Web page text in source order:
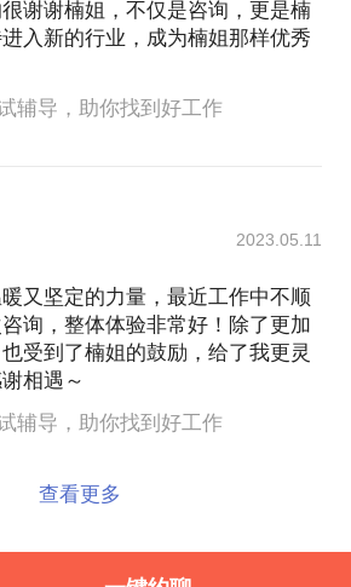
谢谢楠姐，不仅是咨询，更是楠
入新的行业，成为楠姐那样优秀
辅导，助你找到好工作
2023.05.11
又坚定的力量，最近工作中不顺
询，整体体验非常好！除了更加
受到了楠姐的鼓励，给了我更灵
相遇～
辅导，助你找到好工作
查看更多